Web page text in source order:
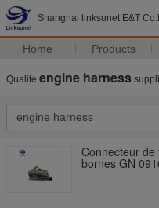
Shanghai linksunet E&T
Home Products
Qualité engine harness
Connecteur
bornes GN